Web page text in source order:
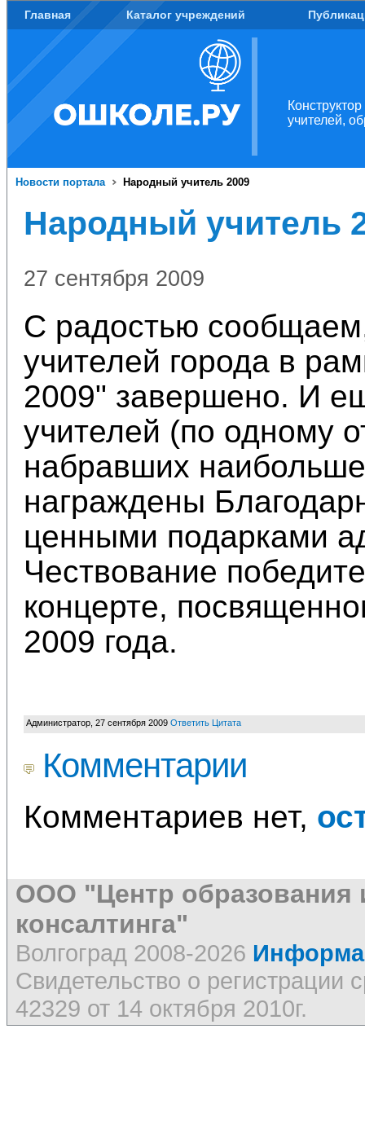
Главная Каталог учреждений
учителей,
Новости портала Народный учитель 2009
Народный учитель
27 сентября 2009
С радостью
учителей города в
2009" завершено. И
учителей (по одному
набравших
награждены
ценными подарками
Чествование
концерте,
2009 года.
Администратор 27 сентября 2009 Ответить Цитата
Комментарии
Комментариев нет,
ООО "Центр образования
консалтинга"
Волгоград 2008-2026
Свидетельство о
42329 от 14 октября 2010г.